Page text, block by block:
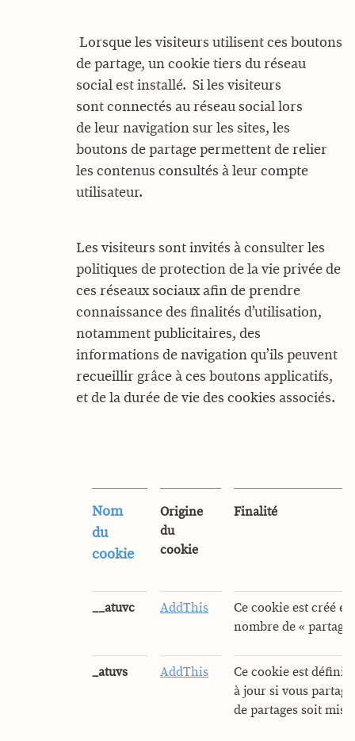
Lorsque les visiteurs utilisent ces boutons
de partage, un cookie tiers du réseau
social est installé. Si les visiteurs
sont connectés au réseau social lors
de leur navigation sur les sites, les
boutons de partage permettent de relier
les contenus consultés à leur compte
utilisateur.
Les visiteurs sont invités à consulter les
politiques de protection de la vie privée de
ces réseaux sociaux afin de prendre
connaissance des finalités d’utilisation,
notamment publicitaires, des
informations de navigation qu’ils peuvent
recueillir grâce à ces boutons applicatifs,
et de la durée de vie des cookies associés.
Nom
du
cookie
Origine
du
cookie
Finalité
__atuvc AddThis
Ce cookie est créé
nombre de «
_atuvs AddThis
Ce cookie est défini
à jour si vous
de partages soit mis